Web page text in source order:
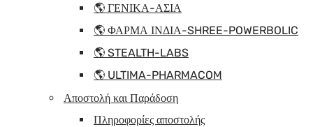
🌎 ΓΕΝΙΚΑ-ΑΣΙΑ
🌎 ΦΑΡΜΑ ΙΝΔΙΑ-SHREE-POWERBOLIC
🌎 STEALTH-LABS
🌎 ULTIMA-PHARMACOM
Αποστολή και Παράδοση
Πληροφορίες αποστολής